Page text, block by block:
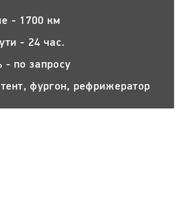
- 1700 км
- 24 час.
- по запросу
фургон, рефрижератор